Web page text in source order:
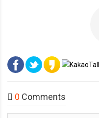
0 Comments